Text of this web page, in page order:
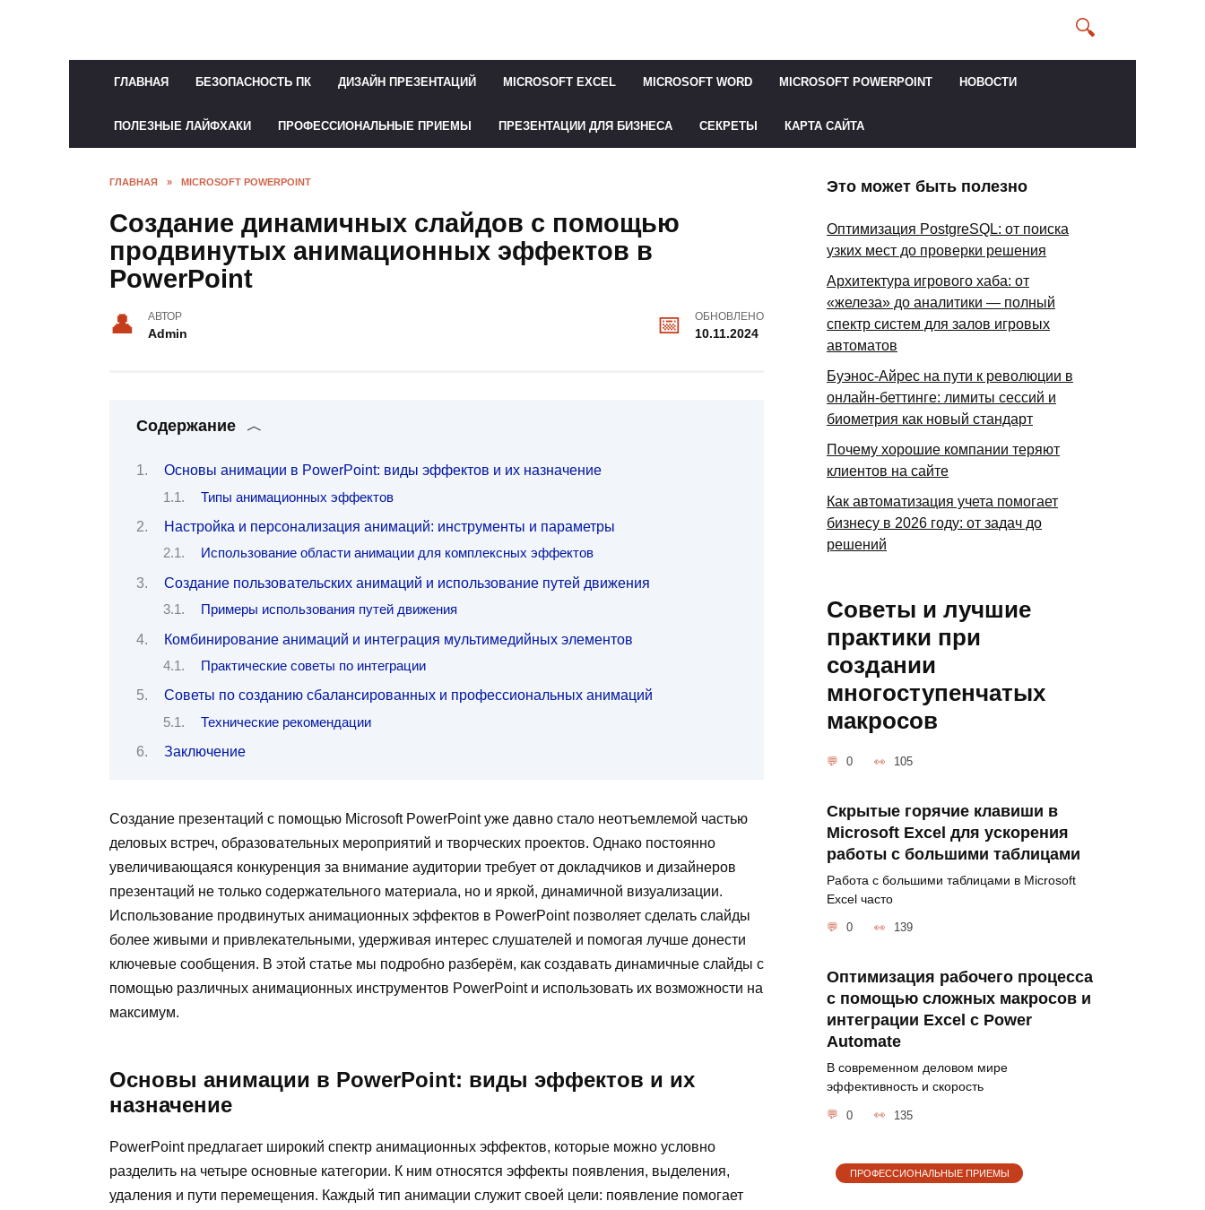
ГЛАВНАЯ БЕЗОПАСНОСТЬ ПК ДИЗАЙН ПРЕЗЕНТАЦИЙ MICROSOFT EXCEL MICROSOFT WORD MICROSOFT POWERPOINT НОВОСТИ
ПОЛЕЗНЫЕ ЛАЙФХАКИ ПРОФЕССИОНАЛЬНЫЕ ПРИЕМЫ ПРЕЗЕНТАЦИИ ДЛЯ БИЗНЕСА СЕКРЕТЫ КАРТА САЙТА
ГЛАВНАЯ » MICROSOFT POWERPOINT
Создание динамичных слайдов с помощью
продвинутых анимационных эффектов в
PowerPoint
АВТОР
Admin
ОБНОВЛЕНО
10.11.2024
Содержание
Основы анимации в PowerPoint: виды эффектов и их назначение
Типы анимационных эффектов
Настройка и персонализация анимаций: инструменты и параметры
Использование области анимации для комплексных эффектов
Создание пользовательских анимаций и использование путей движения
Примеры использования путей движения
Комбинирование анимаций и интеграция мультимедийных элементов
Практические советы по интеграции
Советы по созданию сбалансированных и профессиональных анимаций
Технические рекомендации
Заключение
Создание презентаций с помощью Microsoft PowerPoint уже давно стало неотъемлемой частью
деловых встреч, образовательных мероприятий и творческих проектов. Однако постоянно
увеличивающаяся конкуренция за внимание аудитории требует от докладчиков и дизайнеров
презентаций не только содержательного материала, но и яркой, динамичной визуализации.
Использование продвинутых анимационных эффектов в PowerPoint позволяет сделать слайды
более живыми и привлекательными, удерживая интерес слушателей и помогая лучше донести
ключевые сообщения. В этой статье мы подробно разберём, как создавать динамичные слайды с
помощью различных анимационных инструментов PowerPoint и использовать их возможности на
максимум.
Основы анимации в PowerPoint: виды эффектов и их
назначение
PowerPoint предлагает широкий спектр анимационных эффектов, которые можно условно
разделить на четыре основные категории. К ним относятся эффекты появления, выделения,
удаления и пути перемещения. Каждый тип анимации служит своей цели: появление помогает
Это может быть полезно
Оптимизация PostgreSQL: от поиска
узких мест до проверки решения
Архитектура игрового хаба: от
«железа» до аналитики — полный
спектр систем для залов игровых
автоматов
Буэнос-Айрес на пути к революции в
онлайн-беттинге: лимиты сессий и
биометрия как новый стандарт
Почему хорошие компании теряют
клиентов на сайте
Как автоматизация учета помогает
бизнесу в 2026 году: от задач до
решений
Советы и лучшие
практики при
создании
многоступенчатых
макросов
0 105
Скрытые горячие клавиши в
Microsoft Excel для ускорения
работы с большими таблицами
Работа с большими таблицами в Microsoft
Excel часто
0 139
Оптимизация рабочего процесса
с помощью сложных макросов и
интеграции Excel с Power
Automate
В современном деловом мире
эффективность и скорость
0 135
ПРОФЕССИОНАЛЬНЫЕ ПРИЕМЫ